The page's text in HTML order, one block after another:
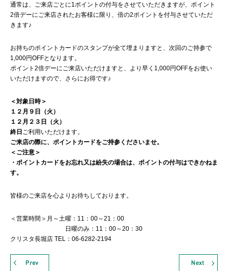
通常は、ご来店ごとに1ポイントの付与をさせていただきますが、ポイント
2倍デーにご来店されたお客様に限り、倍の2ポイントを付与させていただ
きます♪
お持ちのポイントカードのスタンプが全て埋まりますと、次回のご持参で
1,000円OFFとなります。
ポイント2倍デーにご来店いただけますと、より早く1,000円OFFをお使い
いただけますので、さらにお得です♪
＜対象日時＞
１２月９日（火）
１２月２３日（火）
終日 ご利用いただけます。
ご来店の際に、ポイントカードをご持参くださいませ。
＜ご注意＞
・ポイントカードをお忘れ又は紛失の場合は、ポイントの付与はできかねま
す。
皆様のご来店を心よりお待ちしております。
＜営業時間＞月～土曜：11：00～21：00
日曜のみ：11：00～20：30
クリスタ長堀店 TEL：06-6282-2194